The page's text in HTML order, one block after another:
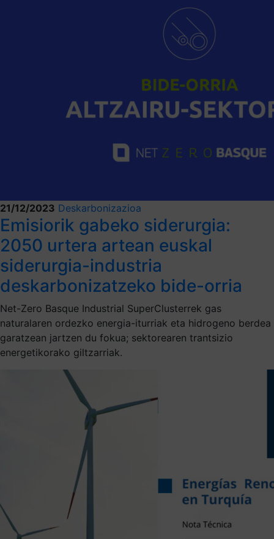
21/12/2023 Deskarbonizazioa
Emisiorik gabeko siderurgia:
2050 urtera artean euskal
siderurgia-industria
deskarbonizatzeko bide-orria
Net-Zero Basque Industrial SuperClusterrek gas
naturalaren ordezko energia-iturriak eta hidrogeno berdea
garatzean jartzen du fokua; sektorearen trantsizio
energetikorako giltzarriak.